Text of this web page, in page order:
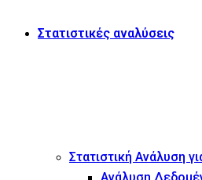
Στατιστικές αναλύσεις
Στατιστική Ανάλυση